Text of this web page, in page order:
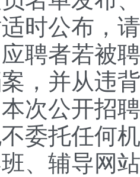
时公布，
者若被聘
，并从违
公开招聘
委托任何
、辅导网